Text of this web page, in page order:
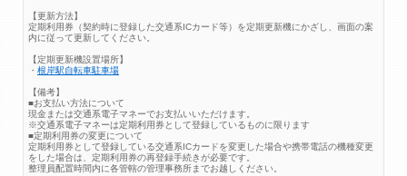
【更新方法】
定期利用券（契約時に登録した交通系ICカード等）を定期更新機にかざし、画面の案
内に従って更新してください。
【定期更新機設置場所】
・ 根岸駅自転車駐車場
【備考】
■お支払い方法について
現金または交通系電子マネーでお支払いいただけます。
※交通系電子マネーは定期利用券として登録しているものに限ります
■定期利用券の変更について
定期利用券として登録している交通系ICカードを変更した場合や携帯電話の機種変更
をした場合は、定期利用券の再登録手続きが必要です。
整理員配置時間内に各管轄の管理事務所までお越しください。